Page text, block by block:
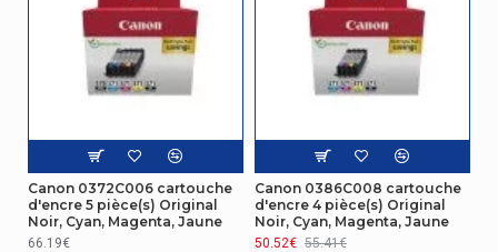
Canon 0372C006 cartouche
d'encre 5 pièce(s) Original
Noir, Cyan, Magenta, Jaune
66.19€
Canon 0386C008 cartouche
d'encre 4 pièce(s) Original
Noir, Cyan, Magenta, Jaune
50.52€ 55.41€